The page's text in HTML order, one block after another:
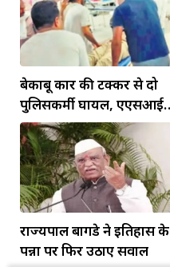
बेकाबू कार की टक्कर से दो
पुलिसकर्मी घायल, एएसआई
की हालत गंभीर
राज्यपाल बागडे ने इतिहास के
पन्नों पर फिर उठाए सवाल